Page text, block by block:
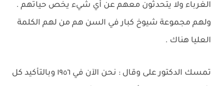
الغرباء ولا يتحدثون معهم عن أي شيء يخص حياتهم .
ولهم مجموعة شيوخ كبار في السن هم من لهم الكلمة
العليا هناك .
تمسك الدكتور على وقال : نحن الآن في ١٩٥٦ وبالتأكيد كل